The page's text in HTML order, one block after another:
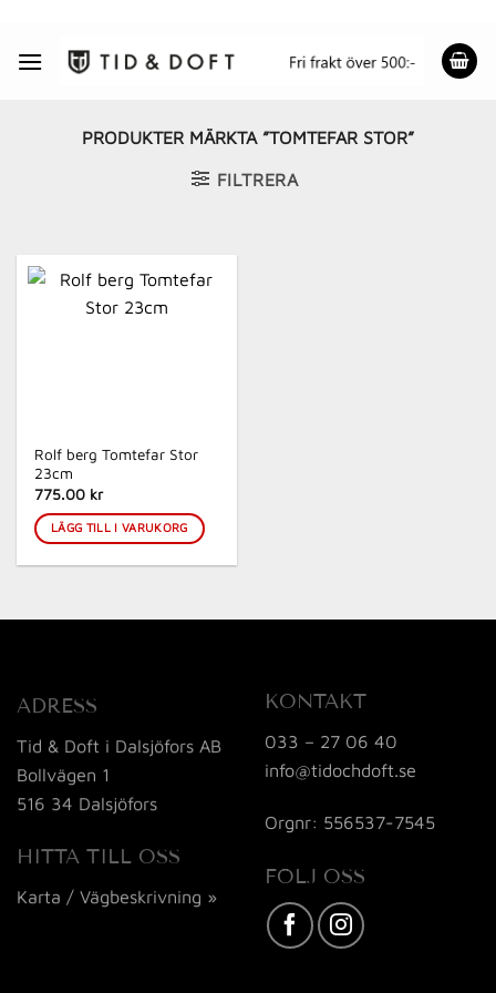
content
PRODUKTER MÄRKTA ”TOMTEFAR STOR”
FILTRERA
Rolf berg Tomtefar Stor
23cm
775.00 kr
LÄGG TILL I VARUKORG
ADRESS
Tid & Doft i Dalsjöfors AB
Bollvägen 1
516 34 Dalsjöfors
HITTA TILL OSS
Karta / Vägbeskrivning »
KONTAKT
033 – 27 06 40
info@tidochdoft.se
Orgnr: 556537-7545
FÖLJ OSS